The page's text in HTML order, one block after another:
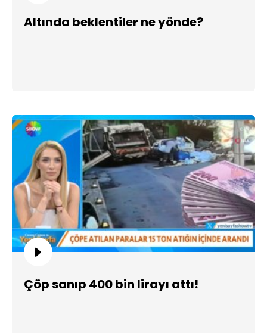
Altında beklentiler ne yönde?
Çöp sanıp 400 bin lirayı attı!